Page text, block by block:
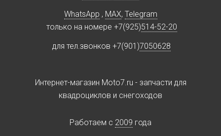
WhatsApp , MAX, Telegram
только на номере +7(925)514-52-20
для тел.звонков +7(901)7050628
Интернет-магазин Moto7.ru - запчасти для
квадроциклов и снегоходов
Работаем c 2009 года